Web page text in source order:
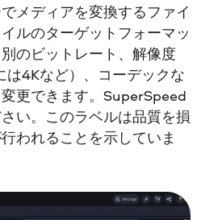
メディアを変換するファイ
ルのターゲットフォーマッ
のビットレート、解像度
は4Kなど）、コーデックな
更できます。SuperSpeed
い。このラベルは品質を損
われることを示していま